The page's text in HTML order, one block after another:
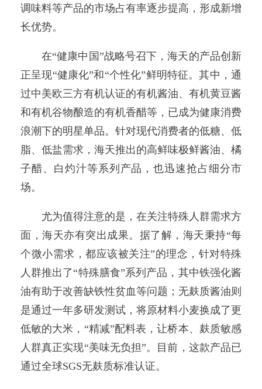
调味料等产品的市场占有率逐步提高，形成新增
长优势。
在“健康中国”战略号召下，海天的产品创新
正呈现“健康化”和“个性化”鲜明特征。其中，通
过中美欧三方有机认证的有机酱油、有机黄豆酱
和有机谷物酿造的有机香醋等，已成为健康消费
浪潮下的明星单品。针对现代消费者的低糖、低
脂、低盐需求，海天推出的高鲜味极鲜酱油、橘
子醋、白灼汁等系列产品，也迅速抢占细分市
场。
尤为值得注意的是，在关注特殊人群需求方
面，海天亦有突出成果。据了解，海天秉持“每
个微小需求，都应该被关注”的理念，针对特殊
人群推出了“特殊膳食”系列产品，其中铁强化酱
油有助于改善缺铁性贫血等问题；无麸质酱油则
是通过一年多研发测试，将原材料小麦换成了更
低敏的大米，“精减”配料表，让桥本、麸质敏感
人群真正实现“美味无负担”。目前，这款产品已
通过全球SGS无麸质标准认证。